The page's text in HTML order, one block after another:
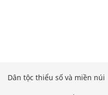
Dân tộc thiểu số và miền núi